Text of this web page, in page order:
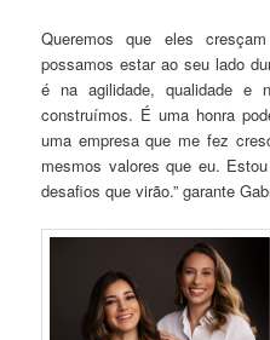
Queremos que eles
possamos estar ao seu lado
é na agilidade, qualidade e
construímos. É uma honra
uma empresa que me fez
mesmos valores que eu.
desafios que virão.” garante